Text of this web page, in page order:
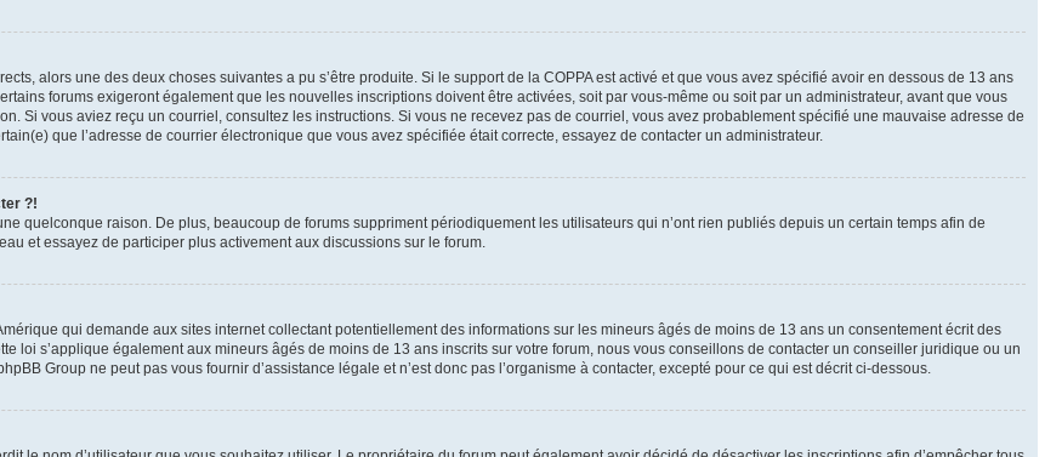
alors une des deux choses suivantes a pu s’être produite. Si le support de la COPPA est activé et que vous avez spécifié avoir en dessous de 13 ans
forums exigeront également que les nouvelles inscriptions doivent être activées, soit par vous-même ou soit par un administrateur, avant que vous
Si vous aviez reçu un courriel, consultez les instructions. Si vous ne recevez pas de courriel, vous avez probablement spécifié une mauvaise adresse de
que l’adresse de courrier électronique que vous avez spécifiée était correcte, essayez de contacter un administrateur.
?!
quelconque raison. De plus, beaucoup de forums suppriment périodiquement les utilisateurs qui n’ont rien publiés depuis un certain temps afin de
et essayez de participer plus activement aux discussions sur le forum.
qui demande aux sites internet collectant potentiellement des informations sur les mineurs âgés de moins de 13 ans un consentement écrit des
loi s’applique également aux mineurs âgés de moins de 13 ans inscrits sur votre forum, nous vous conseillons de contacter un conseiller juridique ou un
Group ne peut pas vous fournir d’assistance légale et n’est donc pas l’organisme à contacter, excepté pour ce qui est décrit ci-dessous.